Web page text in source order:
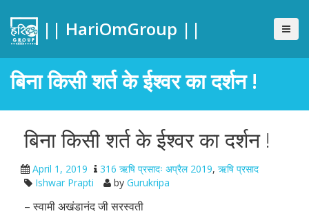
|| HariOmGroup ||
बिना किसी शर्त के ईश्वर का दर्शन !
बिना किसी शर्त के ईश्वर का दर्शन !
April 1, 2019 316 ऋषि प्रसादः अप्रैल 2019, ऋषि प्रसाद
Ishwar Prapti
by Gurukripa
– स्वामी अखंडानंद जी सरस्वती